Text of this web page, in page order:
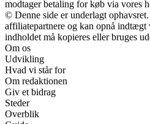
modtager betaling for køb via vores
© Denne side er underlagt
affiliatepartnere og kan opnå
indholdet må kopieres eller bruges
Om os
Udvikling
Hvad vi står for
Om redaktionen
Giv et bidrag
Steder
Overblik